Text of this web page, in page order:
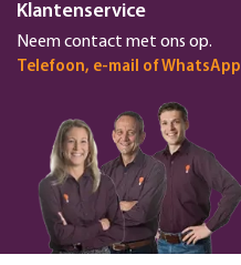
Klantenservice
Neem contact met ons op.
Telefoon, e-mail of WhatsApp